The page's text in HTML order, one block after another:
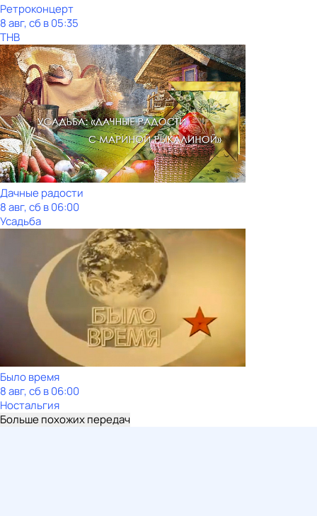
Ретроконцерт
8 авг, сб в 05:35
ТНВ
Дачные радости
8 авг, сб в 06:00
Усадьба
Было время
8 авг, сб в 06:00
Ностальгия
Больше похожих передач